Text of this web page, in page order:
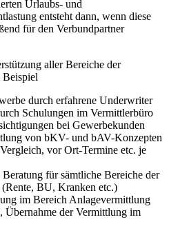
Urlaubs- und
entsteht dann, wenn diese
für den Verbundpartner
aller Bereiche der
Beispiel
durch erfahrene Underwriter
Schulungen im Vermittlerbüro
bei Gewerbekunden
von bKV- und bAV-Konzepten
vor Ort-Termine etc. je
für sämtliche Bereiche der
(Rente, BU, Kranken etc.)
im Bereich Anlagevermittlung
Übernahme der Vermittlung im